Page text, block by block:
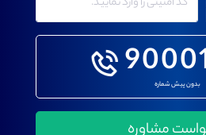
بدون پیش شماره